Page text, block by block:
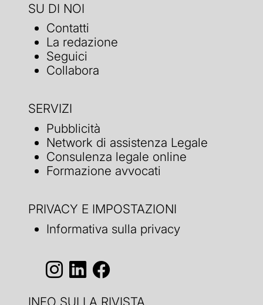
SU DI NOI
Contatti
La redazione
Seguici
Collabora
SERVIZI
Pubblicità
Network di assistenza Legale
Consulenza legale online
Formazione avvocati
PRIVACY E IMPOSTAZIONI
Informativa sulla privacy
INFO SULLA RIVISTA